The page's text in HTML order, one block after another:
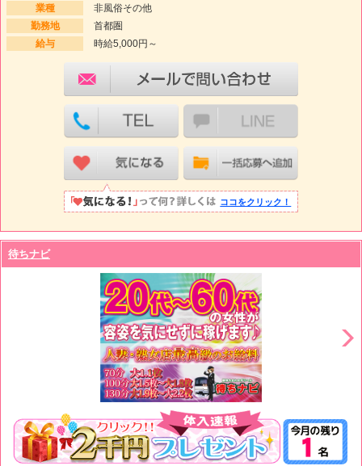
業種
非風俗その他
勤務地
首都圏
給与
時給5,000円～
ココをクリック！
待ちナビ